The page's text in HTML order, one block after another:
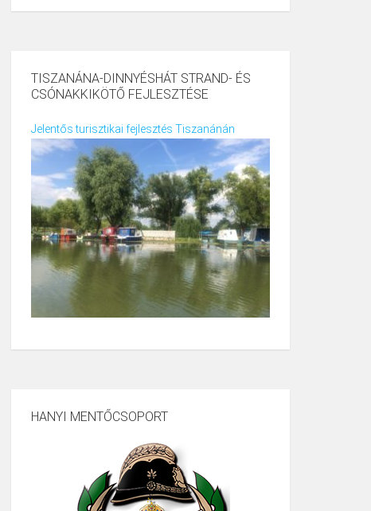
TISZANÁNA-DINNYÉSHÁT STRAND- ÉS
CSÓNAKKIKÖTŐ FEJLESZTÉSE
Jelentős turisztikai fejlesztés Tiszanánán
HANYI MENTŐCSOPORT